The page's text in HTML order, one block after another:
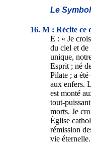
Le
16. M : Récite ce
E : « Je
du ciel et de
unique,
Esprit ; né
Pilate ; a
aux enfers.
est monté
tout-
morts. Je
Église
rémission
vie